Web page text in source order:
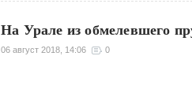
На Урале из обмелевшего
06 август 2018, 14:06 0